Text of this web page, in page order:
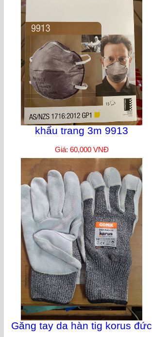
khẩu trang 3m 9913
Giá: 60,000 VNĐ
Găng tay da hàn tig korus đức